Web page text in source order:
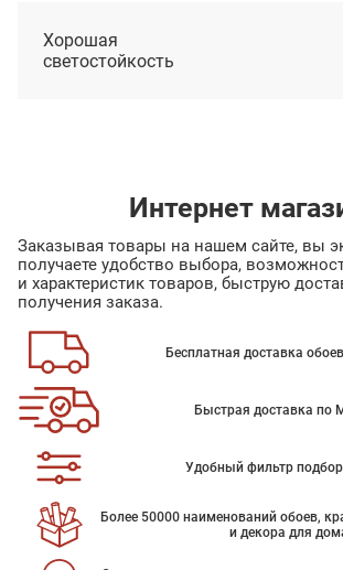
Хорошая
светостойкость
Интернет
Заказывая товары на нашем сайте, вы
получаете удобство выбора,
и характеристик товаров, быструю
получения заказа.
Бесплатная доставка
Быстрая доставка по
Удобный фильтр
Более 50000 наименований обоев,
и декора для